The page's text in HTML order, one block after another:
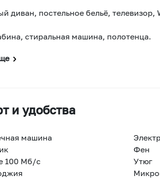
диван, постельное бельё, телевизор,
стиральная машина, полотенца.
и удобства
машина
Фен
100 Мб/с
Утюг